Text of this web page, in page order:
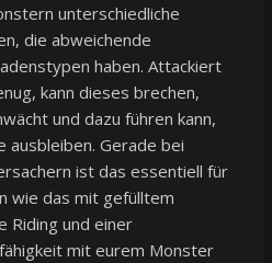
unterschiedliche
die abweichende
haben. Attackiert
kann dieses brechen,
und dazu führen kann,
Gerade bei
ist das essentiell für
wie das mit gefülltem
Riding und einer
mit eurem Monster